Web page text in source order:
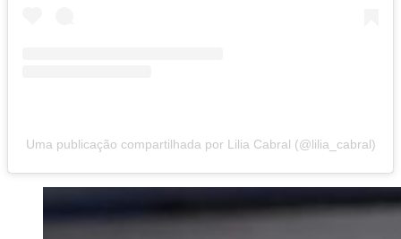
Uma publicação compartilhada por Lilia Cabral (@lilia_cabral)